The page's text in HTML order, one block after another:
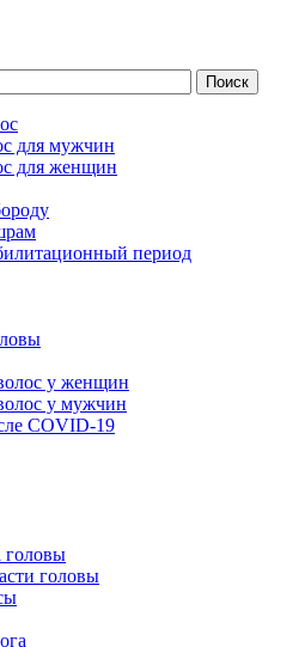
для мужчин
для женщин
период
у женщин
у мужчин
COVID-19
головы
головы